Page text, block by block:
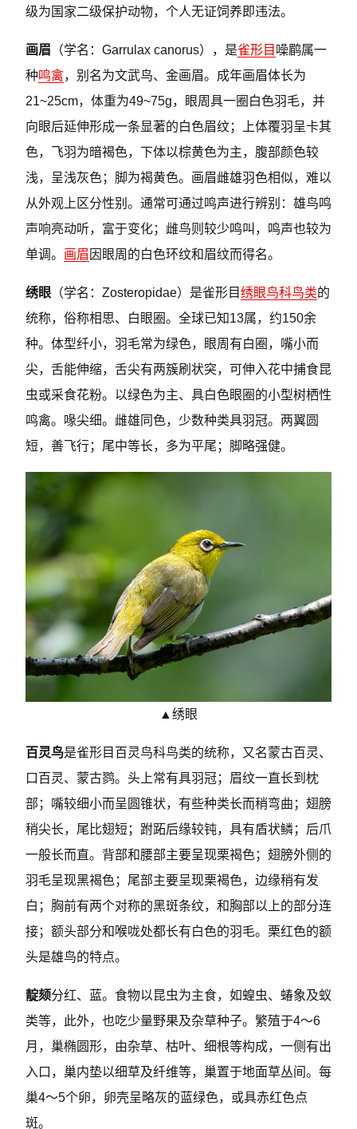
级为国家二级保护动物，‌个人无证饲养即违法‌。
画眉 （学名：Garrulax canorus），是雀形目 噪鹛属一
种鸣禽，别名为文武鸟、金画眉。成年画眉体长为
21~25cm，体重为49~75g，眼周具一圈白色羽毛，并
向眼后延伸形成一条显著的白色眉纹；上体覆羽呈卡其
色，飞羽为暗褐色，下体以棕黄色为主，腹部颜色较
浅，呈浅灰色；脚为褐黄色。画眉雌雄羽色相似，难以
从外观上区分性别。通常可通过鸣声进行辨别：雄鸟鸣
声响亮动听，富于变化；雌鸟则较少鸣叫，鸣声也较为
单调。 画眉 因眼周的白色环纹和眉纹而得名。
绣眼 （学名：Zosteropidae）是雀形目绣眼鸟科鸟类的
统称，俗称相思、白眼圈。全球已知13属，约150余
种。体型纤小，羽毛常为绿色，眼周有白圈，嘴小而
尖，舌能伸缩，舌尖有两簇刷状突，可伸入花中捕食昆
虫或采食花粉。以绿色为主、具白色眼圈的小型树栖性
鸣禽。喙尖细。雌雄同色，少数种类具羽冠。两翼圆
短，善飞行；尾中等长，多为平尾；脚略强健。
▲绣眼
百灵鸟是雀形目百灵鸟科鸟类的统称，又名蒙古百灵、
口百灵、蒙古鹨。头上常有具羽冠；眉纹一直长到枕
部；嘴较细小而呈圆锥状，有些种类长而稍弯曲；翅膀
稍尖长，尾比翅短；跗跖后缘较钝，具有盾状鳞；后爪
一般长而直。背部和腰部主要呈现栗褐色；翅膀外侧的
羽毛呈现黑褐色；尾部主要呈现栗褐色，边缘稍有发
白；胸前有两个对称的黑斑条纹，和胸部以上的部分连
接；额头部分和喉咙处都长有白色的羽毛。栗红色的额
头是雄鸟的特点。
靛颏分红、蓝。食物以昆虫为主食，如蝗虫、蝽象及蚁
类等，此外，也吃少量野果及杂草种子。繁殖于4～6
月，巢椭圆形，由杂草、枯叶、细根等构成，一侧有出
入口，巢内垫以细草及纤维等，巢置于地面草丛间。每
巢4～5个卵，卵壳呈略灰的蓝绿色，或具赤红色点
斑。